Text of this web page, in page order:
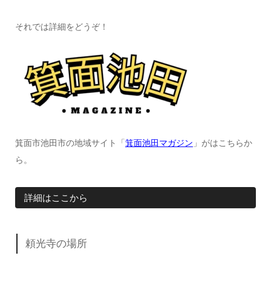
それでは詳細をどうぞ！
箕面市池田市の地域サイト「 箕面池田マガジン 」がはこちらか
ら。
詳細はここから
頼光寺の場所